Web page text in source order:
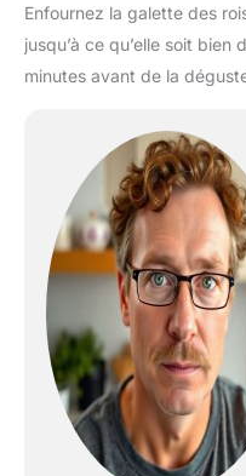
Enfournez la galette des
jusqu’à ce qu’elle soit
minutes avant de la